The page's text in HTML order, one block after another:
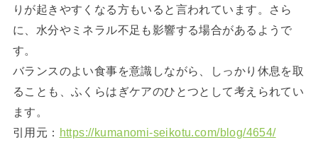
りが起きやすくなる方もいると言われています。さら
に、水分やミネラル不足も影響する場合があるようで
す。
バランスのよい食事を意識しながら、しっかり休息を取
ることも、ふくらはぎケアのひとつとして考えられてい
ます。
引用元： https://kumanomi-seikotu.com/blog/4654/